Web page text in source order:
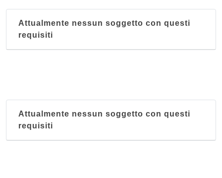
Attualmente nessun soggetto con questi
requisiti
Attualmente nessun soggetto con questi
requisiti